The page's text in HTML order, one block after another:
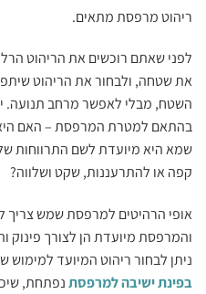
ריהוט מרפסת מתאים.
לפני שאתם רוכשים את הריהוט
את שטחה, ולבחור את הריהוט
השטח, מבלי לאפשר מרחב תנועה.
בהתאם למטרת המרפסת – האם היא
שמא היא מיועדת לשם התרווחות
קפה או להתרעננות, שקט ושלווה?
אופי הרהיטים למרפסת שמש
והמרפסת מיועדת הן לצורך פינוק
ניתן לבחור ריהוט המיועד למימוש
בפינת ישיבה למרפסתנפתחת,